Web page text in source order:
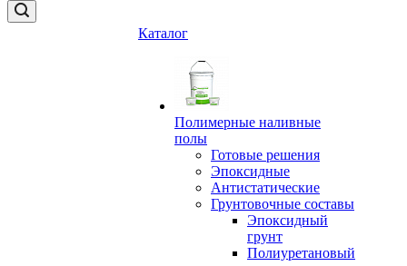
Каталог
Полимерные наливные
полы
Готовые решения
Эпоксидные
Антистатические
Грунтовочные составы
Эпоксидный
грунт
Полиуретановый